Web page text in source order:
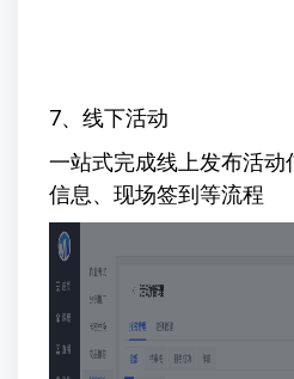
7、线下活动
一站式完成线上发布活动
信息、现场签到等流程